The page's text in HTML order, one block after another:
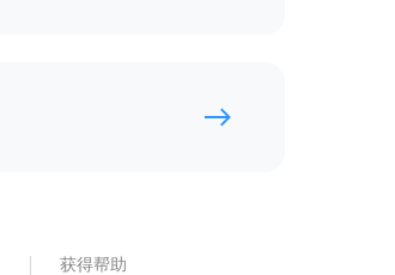
获得帮助